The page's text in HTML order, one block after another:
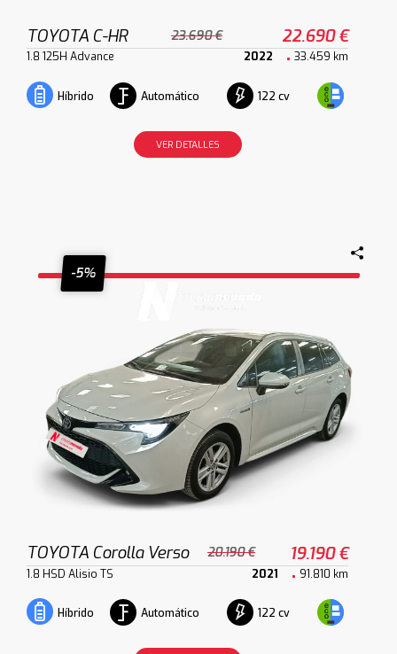
TOYOTA C-HR 23.690 € 22.690 €
1.8 125H Advance 2022 33.459 km
Híbrido Automático 122 cv
VER DETALLES
-5%
TOYOTA Corolla Verso 20.190 € 19.190 €
1.8 HSD Alisio TS 2021 91.810 km
Híbrido Automático 122 cv